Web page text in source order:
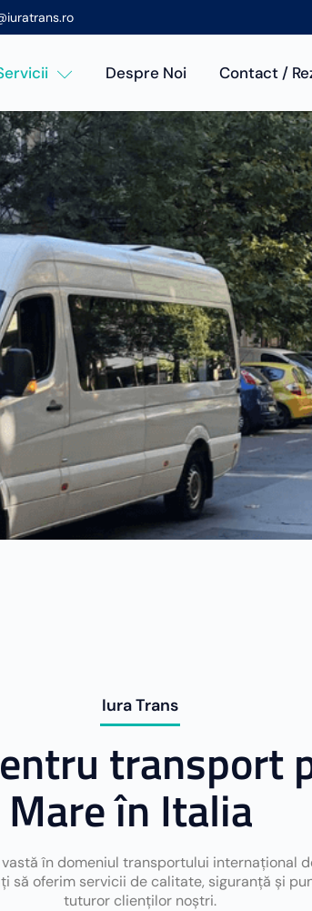
Despre Noi Contact /
Iura Trans
transport
Mare în Italia
în domeniul transportului internațional
să oferim servicii de calitate, siguranță și
tuturor clienților noștri.